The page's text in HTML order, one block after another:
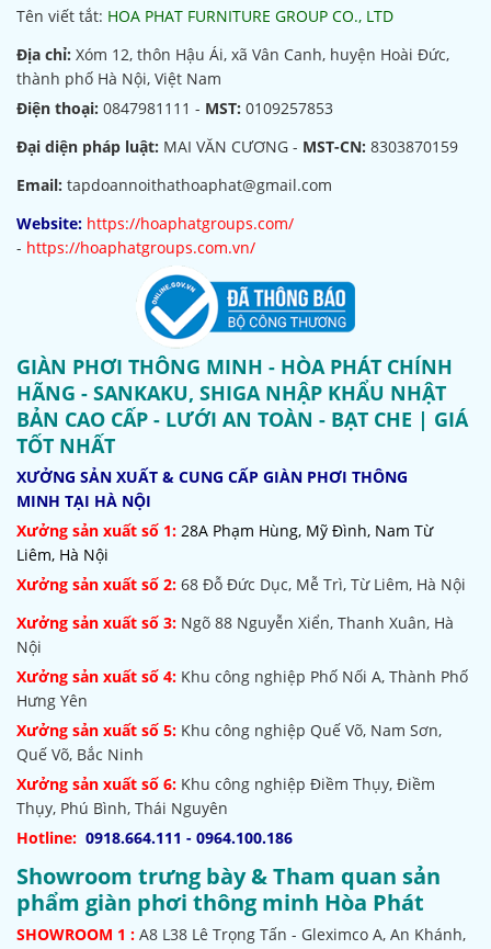
Tên viết tắt: HOA PHAT FURNITURE GROUP CO., LTD
Địa chỉ: Xóm 12, thôn Hậu Ái, xã Vân Canh, huyện Hoài Đức,
thành phố Hà Nội, Việt Nam
Điện thoại: 0847981111 - MST: 0109257853
Đại diện pháp luật: MAI VĂN CƯƠNG - MST-CN: 8303870159
Email: tapdoannoithathoaphat@gmail.com
Website: https://hoaphatgroups.com/
- https://hoaphatgroups.com.vn/
GIÀN PHƠI THÔNG MINH - HÒA PHÁT CHÍNH
HÃNG - SANKAKU, SHIGA NHẬP KHẨU NHẬT
BẢN CAO CẤP - LƯỚI AN TOÀN - BẠT CHE | GIÁ
TỐT NHẤT
XƯỞNG SẢN XUẤT & CUNG CẤP GIÀN PHƠI THÔNG
MINH TẠI HÀ NỘI
Xưởng sản xuất số 1: 28A Phạm Hùng, Mỹ Đình, Nam Từ
Liêm, Hà Nội
Xưởng sản xuất số 2: 68 Đỗ Đức Dục, Mễ Trì, Từ Liêm, Hà Nội
Xưởng sản xuất số 3: Ngõ 88 Nguyễn Xiển, Thanh Xuân, Hà
Nội
Xưởng sản xuất số 4: Khu công nghiệp Phố Nối A, Thành Phố
Hưng Yên
Xưởng sản xuất số 5: Khu công nghiệp Quế Võ, Nam Sơn,
Quế Võ, Bắc Ninh
Xưởng sản xuất số 6: Khu công nghiệp Điềm Thụy, Điềm
Thụy, Phú Bình, Thái Nguyên
Hotline: 0918.664.111 - 0964.100.186
Showroom trưng bày & Tham quan sản
phẩm giàn phơi thông minh Hòa Phát
SHOWROOM 1 : A8 L38 Lê Trọng Tấn - Gleximco A, An Khánh,